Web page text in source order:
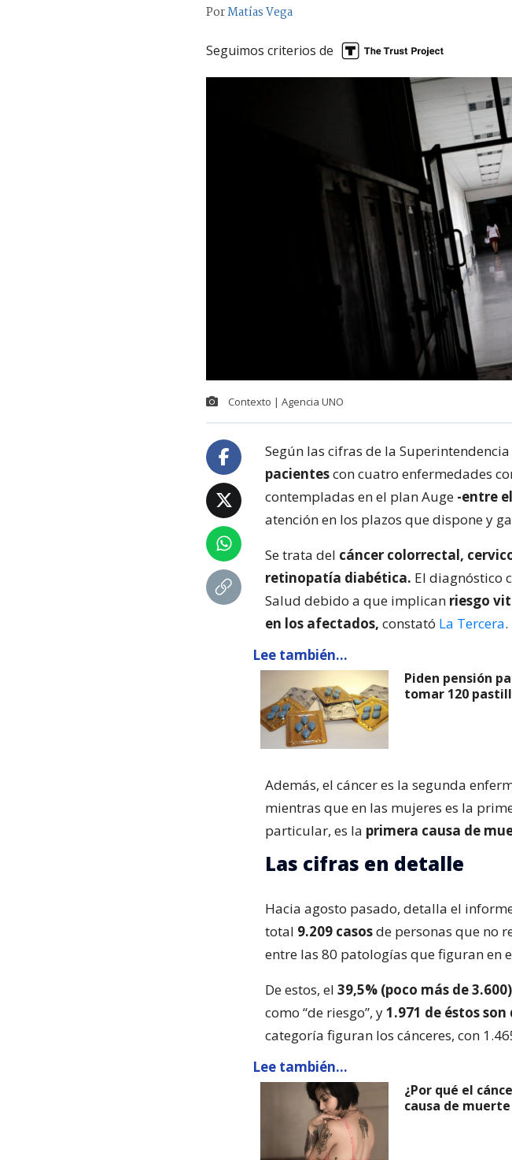
PorMatías Vega
Seguimos criterios de
Contexto | Agencia UNO
Según las cifras de la
pacientescon cuatro enfermedades
contempladas en el plan Auge -entre
atención en los plazos que dispone y
Se trata del cáncer colorrectal,
retinopatía diabética. El diagnóstico
Salud debido a que implican riesgo
en los afectados, constató La Tercera.
Lee también...
Piden pensión
tomar 120
Además, el cáncer es la segunda
mientras que en las mujeres es la
particular, es la primera causa de
Las cifras en detalle
Hacia agosto pasado, detalla el
total 9.209 casosde personas que no
entre las 80 patologías que figuran en
De estos, el 39,5% (poco más de 3.600)
como “de riesgo”, y1.971 de éstos
categoría figuran los cánceres, con
Lee también...
¿Por qué el
causa de